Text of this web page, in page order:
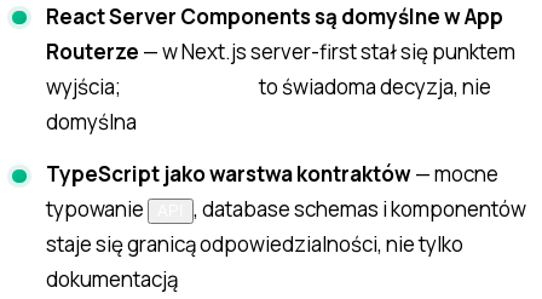
React Server Components są domyślne w App
Routerze — w Next.js server-first stał się punktem
wyjścia;
to świadoma decyzja, nie
domyślna
TypeScript jako warstwa kontraktów— mocne
typowanie
, database schemas i komponentów
staje się granicą odpowiedzialności, nie tylko
dokumentacją